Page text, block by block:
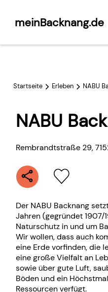
meinBacknang.de
Startseite Erleben NABU
NABU
Rembrandtstraße 29,
Der NABU Backnang
Jahren (gegründet 1907/
Naturschutz in und um
Wir wollen, dass auch
eine Erde vorfinden, die
eine große Vielfalt an
sowie über gute Luft,
Böden und ein
Ressourcen verfügt.